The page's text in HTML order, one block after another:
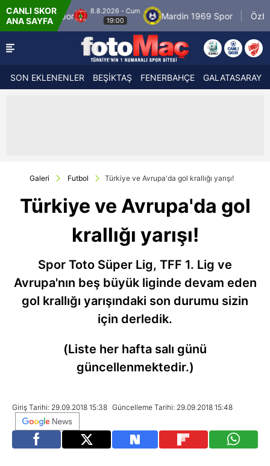
CANLI SKOR
ANA SAYFA
Cum
Mardin 1969 Spor Özbelsan Sivasspor
8.8.2026 -
19:00
SON EKLENENLER BEŞİKTAŞ FENERBAHÇE GALATASARAY
Galeri Futbol Türkiye ve Avrupa'da gol krallığı yarışı!
Türkiye ve Avrupa'da gol
krallığı yarışı!
Spor Toto Süper Lig, TFF 1. Lig ve
Avrupa'nın beş büyük liginde devam eden
gol krallığı yarışındaki son durumu sizin
için derledik.
(Liste her hafta salı günü
güncellenmektedir.)
Giriş Tarihi: 29.09.2018 15:38 Güncelleme Tarihi: 29.09.2018 15:48